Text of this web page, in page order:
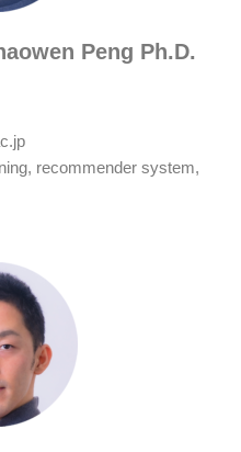
Peng Ph.D.
recommender system,